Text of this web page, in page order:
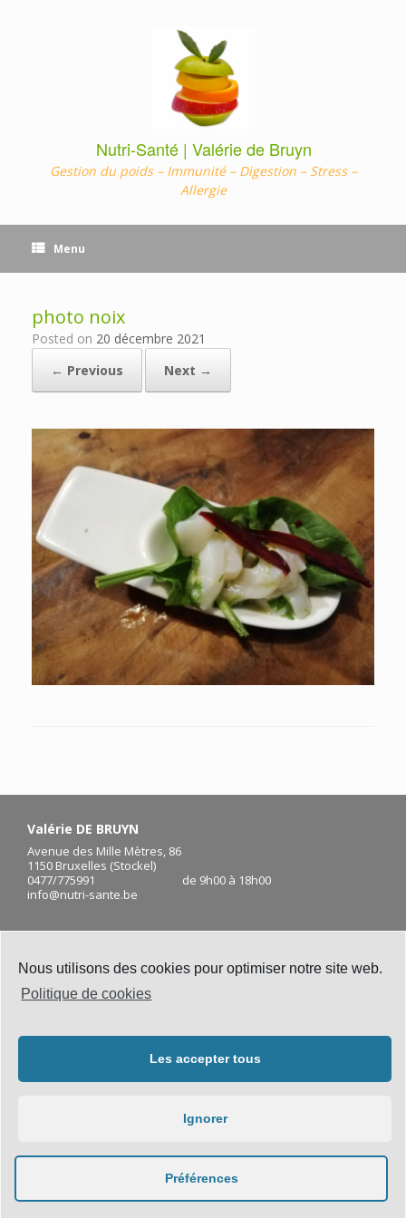
Nous utilisons des cookies pour optimiser notre site web.
Politique de cookies
Les accepter tous
Ignorer
Préférences
Nutri-Santé | Valérie de Bruyn
Gestion du poids – Immunité – Digestion – Stress –
Allergie
Menu
photo noix
Posted on 20 décembre 2021
← Previous
Next →
Valérie DE BRUYN
Avenue des Mille Mètres, 86
1150 Bruxelles (Stockel)
0477/775991 de 9h00 à 18h00
info@nutri-sante.be